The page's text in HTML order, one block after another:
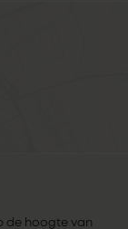
de hoogte van